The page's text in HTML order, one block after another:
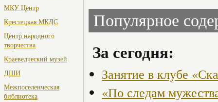
МКУ Центр
Крестецкая МКДС
Центр народного
творчества
Краеведческий музей
ДШИ
Межпоселенческая
библиотека
Популярное
За сегодня:
Занятие в клубе
«По следам